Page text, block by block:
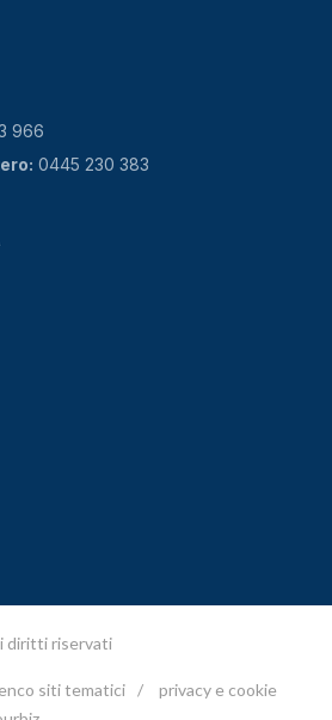
966
0445 230 383
diritti riservati
siti tematici /
privacy e cookie